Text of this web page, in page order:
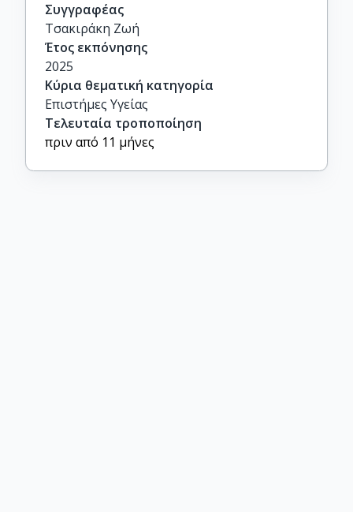
Συγγραφέας
Τσακιράκη Ζωή
Έτος εκπόνησης
2025
Κύρια θεματική κατηγορία
Επιστήμες Υγείας
Τελευταία τροποποίηση
πριν από 11 μήνες